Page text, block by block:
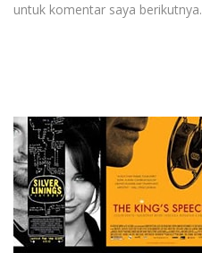
untuk komentar saya berikutnya.